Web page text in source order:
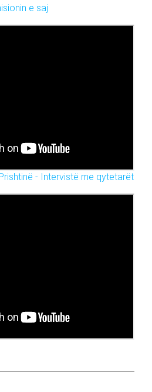
e saj
- Intervistë me qytetarët